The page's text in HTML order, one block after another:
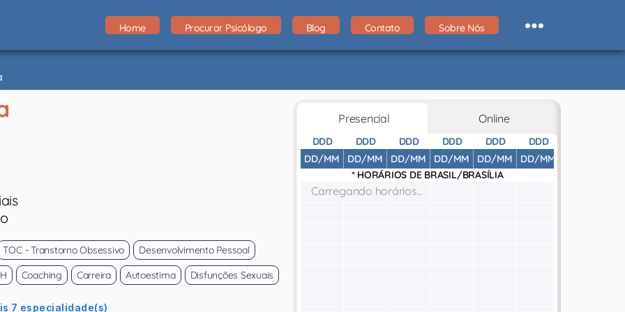
Home Procurar Psicólogo Blog Contato Sobre Nós
TOC - Transtorno Obsessivo
Desenvolvimento Pessoal
Coaching Carreira Autoestima Disfunções Sexuais
7 especialidade(s)
Presencial Online
DDD
DD/MM
DDD
DD/MM
DDD
DD/MM
DDD
DD/MM
DDD
DD/MM
DDD
DD/MM
* HORÁRIOS DE BRASIL/BRASÍLIA
Carregando horários...